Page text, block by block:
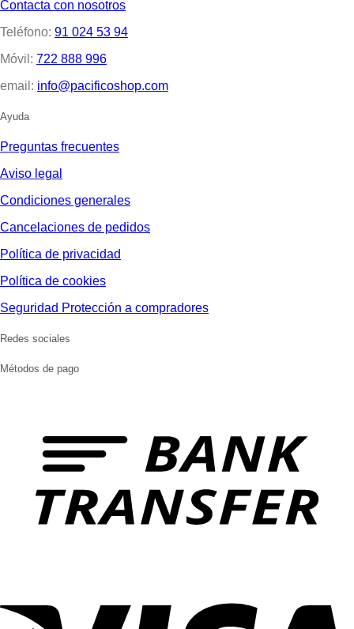
Contacta con nosotros
Teléfono: 91 024 53 94
Móvil: 722 888 996
email: info@pacificoshop.com
Ayuda
Preguntas frecuentes
Aviso legal
Condiciones generales
Cancelaciones de pedidos
Política de privacidad
Política de cookies
Seguridad Protección a compradores
Redes sociales
Métodos de pago